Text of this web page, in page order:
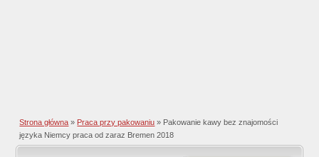
Strona główna » Praca przy pakowaniu » Pakowanie kawy bez znajomości
języka Niemcy praca od zaraz Bremen 2018